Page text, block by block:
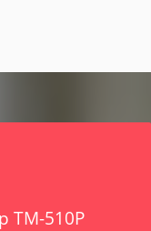
ТМ-510Р